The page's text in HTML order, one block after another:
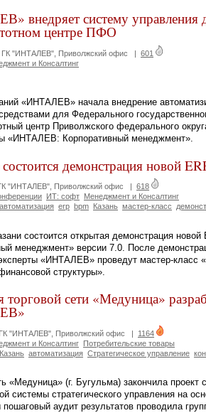
внедряет систему управления
центре ПФО
ГК "ИНТАЛЕВ", Приволжский офис | 601
и Консалтинг
«ИНТАЛЕВ» начала внедрение
для Федерального
центр Приволжского федерального
«ИНТАЛЕВ: Корпоративный менеджмент».
демонстрация новой
"ИНТАЛЕВ", Приволжский офис
618
ИТ: софт Менеджмент и Консалтинг
автоматизация erp bpm Казань мастер-класс
состоится открытая демонстрация
менеджмент» версии 7.0. После
«ИНТАЛЕВ» проведут мастер-класс
структуры».
торговой сети «Медуница»
ГК "ИНТАЛЕВ", Приволжский офис | 1164
и Консалтинг Потребительские товары
Казань автоматизация Стратегическое управление
«Медуница» (г. Бугульма) закончила проект
системы стратегического управления на
пошаговый аудит результатов проводила